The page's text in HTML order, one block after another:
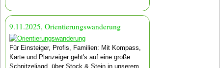
9.11.2025, Orientierungswanderung
Für Einsteiger, Profis, Familien: Mit Kompass,
Karte und Planzeiger geht's auf eine große
Schnitzeljagd, über Stock & Stein in unserem